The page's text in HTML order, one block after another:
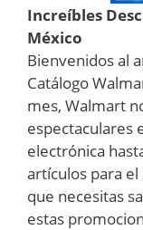
Increíbles
México
Bienvenidos al
Catálogo
mes, Walmart
espectaculares
electrónica
artículos para
que necesitas
estas